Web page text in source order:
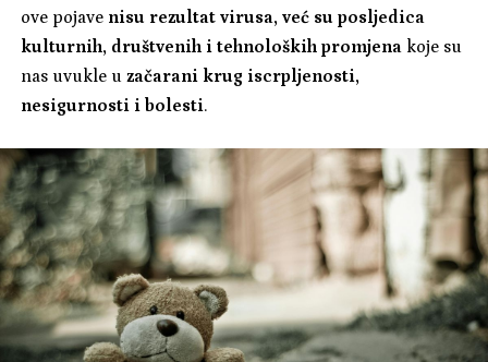
ove pojave nisu rezultat virusa, već su posljedica
kulturnih, društvenih i tehnoloških promjena koje su
nas uvukle uzačarani krug iscrpljenosti,
nesigurnosti i bolesti.